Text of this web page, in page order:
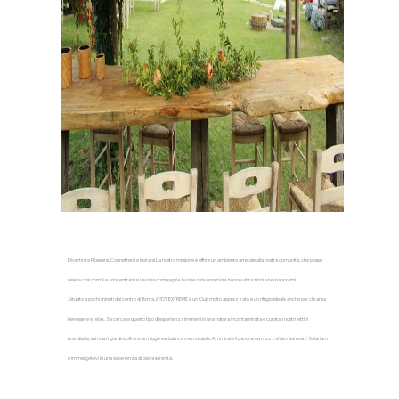
Divertirsi e Rilassarsi, Connettersi e Ispirarsi La nostra missione è offrire un ambiente amicale alla nostra comunità, che possa
essere così com'è e concentrarsi su buona compagnia, buone conversazioni, buone vibrazioni e bei panorami.
Situato a pochi minuti dal centro di Roma, il PDT EXTREME è un Club molto apprezzato e un rifugio ideale anche per chi ama
benessere e relax. Se cercate questo tipo di esperienza immersi in una natura incontaminata e curata, i nostri lettini
prendisole, sui nostri giardini, offrono un rifugio esclusivo e memorabile. Ammirate il panorama mozzafiato dai nostri Solarium
e immergetevi in una esperienza di piena serenità.